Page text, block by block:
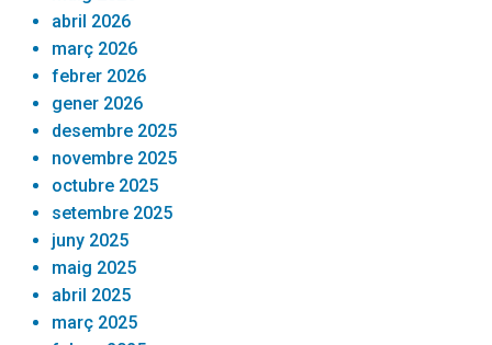
abril 2026
març 2026
febrer 2026
gener 2026
desembre 2025
novembre 2025
octubre 2025
setembre 2025
juny 2025
maig 2025
abril 2025
març 2025